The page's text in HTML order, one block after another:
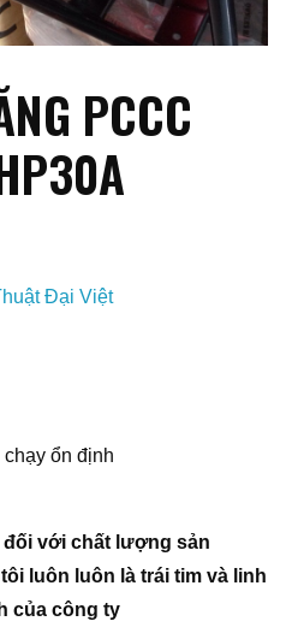
PCCC
Đại Việt
ổn định
với chất lượng sản
luôn luôn là trái tim và linh
của công ty